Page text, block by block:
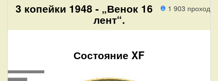
1 903 проход
3 копейки 1948 - „Венок 16
лент“.
Состояние XF